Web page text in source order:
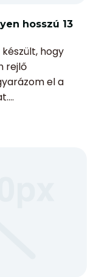
hosszú 13
hogy
rejlő
el a